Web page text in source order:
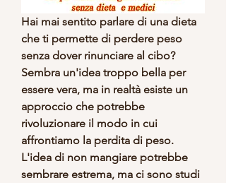
Hai mai sentito parlare di una dieta
che ti permette di perdere peso
senza dover rinunciare al cibo?
Sembra un'idea troppo bella per
essere vera, ma in realtà esiste un
approccio che potrebbe
rivoluzionare il modo in cui
affrontiamo la perdita di peso.
L'idea di non mangiare potrebbe
sembrare estrema, ma ci sono studi